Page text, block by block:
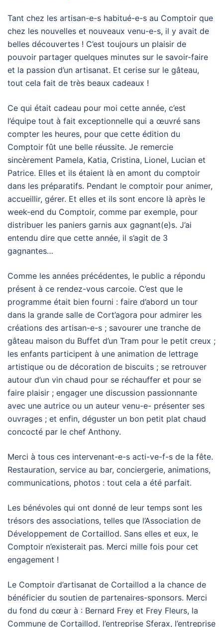
Tant chez les artisan-e-s habitué-e-s au Comptoir que
chez les nouvelles et nouveaux venu-e-s, il y avait de
belles découvertes ! C’est toujours un plaisir de
pouvoir partager quelques minutes sur le savoir-faire
et la passion d’un artisanat. Et cerise sur le gâteau,
tout cela fait de très beaux cadeaux !
Ce qui était cadeau pour moi cette année, c’est
l’équipe tout à fait exceptionnelle qui a œuvré sans
compter les heures, pour que cette édition du
Comptoir fût une belle réussite. Je remercie
sincèrement Pamela, Katia, Cristina, Lionel, Lucian et
Patrice. Elles et ils étaient là en amont du comptoir
dans les préparatifs. Pendant le comptoir pour animer,
accueillir, gérer. Et elles et ils sont encore là après le
week-end du Comptoir, comme par exemple, pour
distribuer les paniers garnis aux gagnant(e)s. J’ai
entendu dire que cette année, il s’agit de 3
gagnantes…
Comme les années précédentes, le public a répondu
présent à ce rendez-vous carcoie. C’est que le
programme était bien fourni : faire d’abord un tour
dans la grande salle de Cort’agora pour admirer les
créations des artisan-e-s ; savourer une tranche de
gâteau maison du Buffet d’un Tram pour le petit creux ;
les enfants participent à une animation de lettrage
artistique ou de décoration de biscuits ; se retrouver
autour d’un vin chaud pour se réchauffer et pour se
faire plaisir ; engager une discussion passionnante
avec une autrice ou un auteur venu-e- présenter ses
ouvrages ; et enfin, déguster un bon petit plat chaud
concocté par le chef Anthony.
Merci à tous ces intervenant-e-s acti-ve-f-s de la fête.
Restauration, service au bar, conciergerie, animations,
communications, photos : tout cela a été parfait.
Les bénévoles qui ont donné de leur temps sont les
trésors des associations, telles que l’Association de
Développement de Cortaillod. Sans elles et eux, le
Comptoir n’existerait pas. Merci mille fois pour cet
engagement !
Le Comptoir d’artisanat de Cortaillod a la chance de
bénéficier du soutien de partenaires-sponsors. Merci
du fond du cœur à : Bernard Frey et Frey Fleurs, la
Commune de Cortaillod, l’entreprise Sferax, l’entreprise